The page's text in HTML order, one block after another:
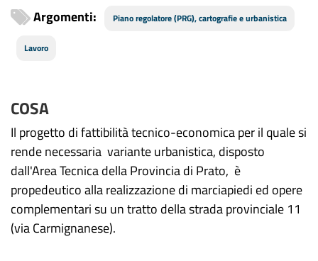
Argomenti: Piano regolatore (PRG), cartografie e urbanistica
Lavoro
COSA
Il progetto di fattibilità tecnico-economica per il quale si
rende necessaria variante urbanistica, disposto
dall'Area Tecnica della Provincia di Prato, è
propedeutico alla realizzazione di marciapiedi ed opere
complementari su un tratto della strada provinciale 11
(via Carmignanese).